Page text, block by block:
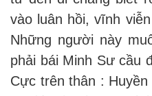
vào luân hồi, vĩnh
Những người này
phải bái Minh Sư cầu
Cực trên thân :